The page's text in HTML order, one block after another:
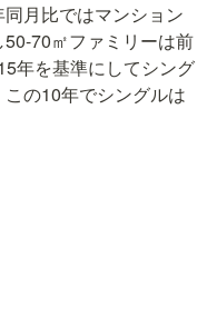
月比ではマンション
70㎡ファミリーは前
年を基準にしてシング
の10年でシングルは